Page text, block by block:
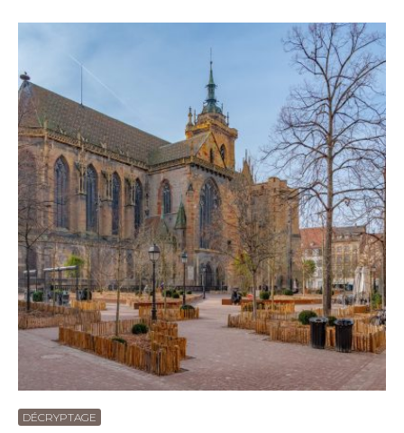
DÉCRYPTAGE